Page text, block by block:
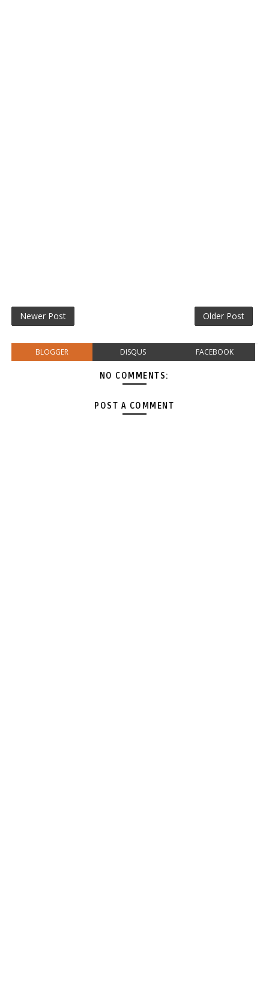
Newer Post Older Post
BLOGGER DISQUS FACEBOOK
NO COMMENTS:
POST A COMMENT